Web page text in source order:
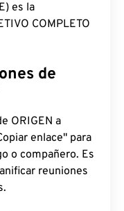
es la
COMPLETO
de
ORIGEN a
enlace" para
o compañero. Es
reuniones